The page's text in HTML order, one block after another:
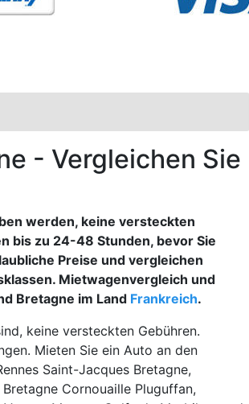
- Vergleichen Sie
werden, keine versteckten
bis zu 24-48 Stunden, bevor Sie
Preise und vergleichen
Mietwagenvergleich und
Bretagne im Land Frankreich.
keine versteckten Gebühren.
Mieten Sie ein Auto an den
Saint-Jacques Bretagne,
Cornouaille Pluguffan,